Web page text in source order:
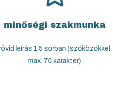
minőségi szakmunka
leírás 1,5 sorban (szóközökkel
max. 70 karakter)